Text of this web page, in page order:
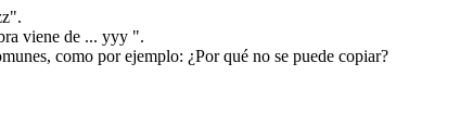
viene de ... yyy ".
como por ejemplo: ¿Por qué no se puede copiar?